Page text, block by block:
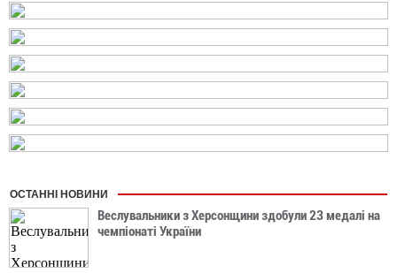
ОСТАННІ НОВИНИ
Веслувальники з Херсонщини здобули 23 медалі на
чемпіонаті України